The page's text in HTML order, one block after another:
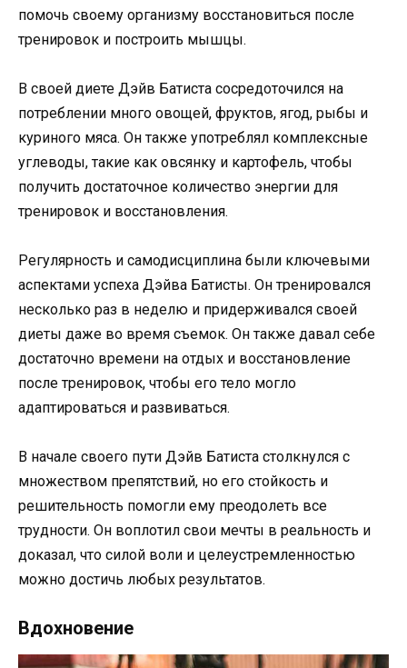
помочь своему организму восстановиться после
тренировок и построить мышцы.
В своей диете Дэйв Батиста сосредоточился на
потреблении много овощей, фруктов, ягод, рыбы и
куриного мяса. Он также употреблял комплексные
углеводы, такие как овсянку и картофель, чтобы
получить достаточное количество энергии для
тренировок и восстановления.
Регулярность и самодисциплина были ключевыми
аспектами успеха Дэйва Батисты. Он тренировался
несколько раз в неделю и придерживался своей
диеты даже во время съемок. Он также давал себе
достаточно времени на отдых и восстановление
после тренировок, чтобы его тело могло
адаптироваться и развиваться.
В начале своего пути Дэйв Батиста столкнулся с
множеством препятствий, но его стойкость и
решительность помогли ему преодолеть все
трудности. Он воплотил свои мечты в реальность и
доказал, что силой воли и целеустремленностью
можно достичь любых результатов.
Вдохновение